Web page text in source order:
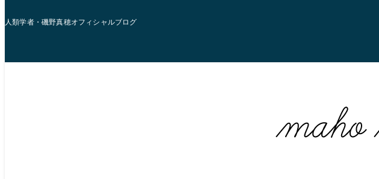
人類学者・磯野真穂オフィシャルブログ